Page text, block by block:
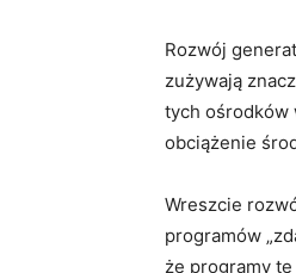
Rozwój
zużywają
tych ośrodków
obciążenie
Wreszcie
programów
że programy